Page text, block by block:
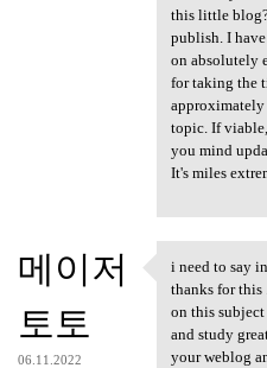
this little
publish. I
on absolutely
for taking the
topic. If
you mind
It's miles
메이저
토토
06.11.2022
i need to
i need to say
thanks for this
on this
and study
your weblog